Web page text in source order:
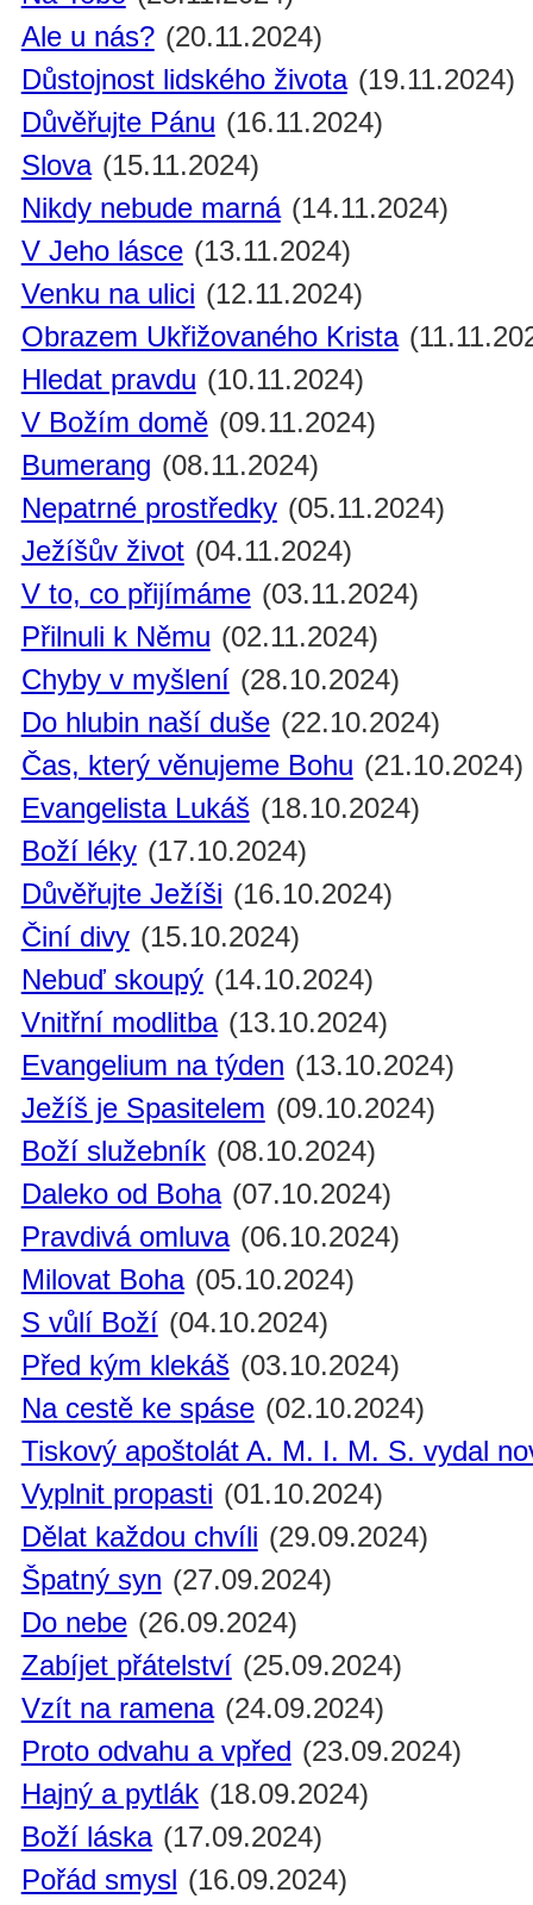
Ale u nás? (20.11.2024)
Důstojnost lidského života (19.11.2024)
Důvěřujte Pánu (16.11.2024)
Slova (15.11.2024)
Nikdy nebude marná (14.11.2024)
V Jeho lásce (13.11.2024)
Venku na ulici (12.11.2024)
Obrazem Ukřižovaného Krista
Hledat pravdu (10.11.2024)
V Božím domě (09.11.2024)
Bumerang (08.11.2024)
Nepatrné prostředky (05.11.2024)
Ježíšův život (04.11.2024)
V to, co přijímáme (03.11.2024)
Přilnuli k Němu (02.11.2024)
Chyby v myšlení (28.10.2024)
Do hlubin naší duše (22.10.2024)
Čas, který věnujeme Bohu (21.10.2024)
Evangelista Lukáš (18.10.2024)
Boží léky (17.10.2024)
Důvěřujte Ježíši (16.10.2024)
Činí divy (15.10.2024)
Nebuď skoupý (14.10.2024)
Vnitřní modlitba (13.10.2024)
Evangelium na týden (13.10.2024)
Ježíš je Spasitelem (09.10.2024)
Boží služebník (08.10.2024)
Daleko od Boha (07.10.2024)
Pravdivá omluva (06.10.2024)
Milovat Boha (05.10.2024)
S vůlí Boží (04.10.2024)
Před kým klekáš (03.10.2024)
Na cestě ke spáse (02.10.2024)
Tiskový apoštolát A. M. I. M. S. vydal
Vyplnit propasti (01.10.2024)
Dělat každou chvíli (29.09.2024)
Špatný syn (27.09.2024)
Do nebe (26.09.2024)
Zabíjet přátelství (25.09.2024)
Vzít na ramena (24.09.2024)
Proto odvahu a vpřed (23.09.2024)
Hajný a pytlák (18.09.2024)
Boží láska (17.09.2024)
Pořád smysl (16.09.2024)